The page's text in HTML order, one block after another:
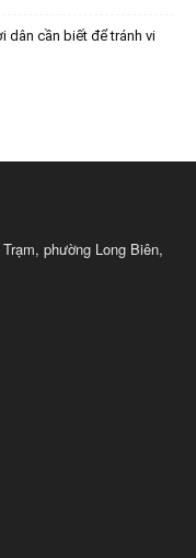
dân cần biết để tránh vi
phường Long Biên,